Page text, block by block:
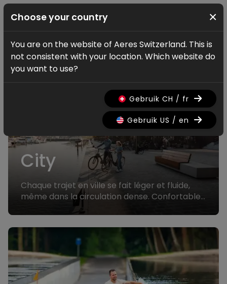
Vélos
City
Chaque trajet en ville se fait léger et fluide,
même dans la circulation dense. Confortable,
maniable et élégant, le vélo quotidien devient
un plaisir.
Choose your country ×
You are on the website of Aeres Switzerland. This is
not consistent with your location. Which website do
you want to use?
Gebruik CH / fr
Gebruik US / en